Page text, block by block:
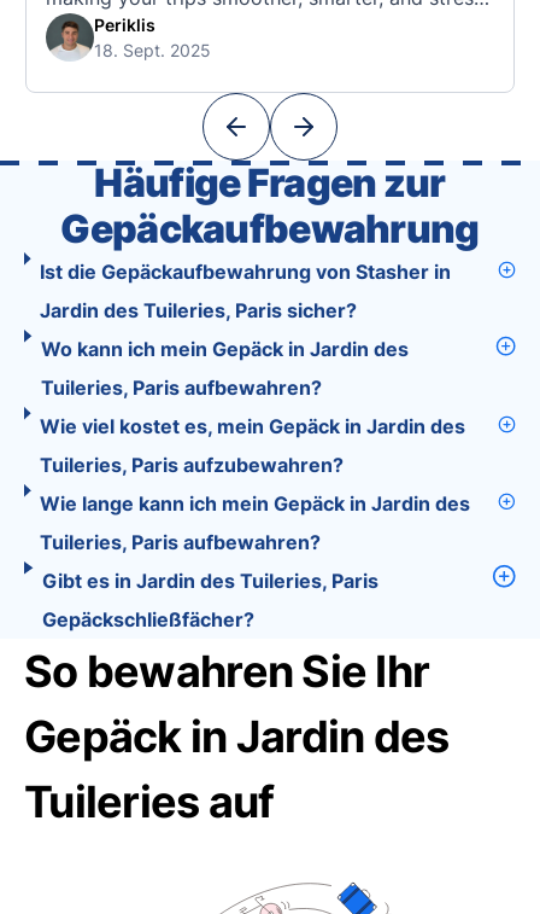
free. 🧭 What Makes the Tourist App Unique?
Unlike standard travel apps, Tourist combines
With Tourist, your trip planning becomes as
Periklis
18. Sept. 2025
Häufige Fragen zur
Gepäckaufbewahrung
Ist die Gepäckaufbewahrung von Stasher in
Jardin des Tuileries, Paris sicher?
Wo kann ich mein Gepäck in Jardin des
Tuileries, Paris aufbewahren?
Wie viel kostet es, mein Gepäck in Jardin des
Tuileries, Paris aufzubewahren?
Wie lange kann ich mein Gepäck in Jardin des
Tuileries, Paris aufbewahren?
Gibt es in Jardin des Tuileries, Paris
Gepäckschließfächer?
So bewahren Sie Ihr
Gepäck in Jardin des
Tuileries auf